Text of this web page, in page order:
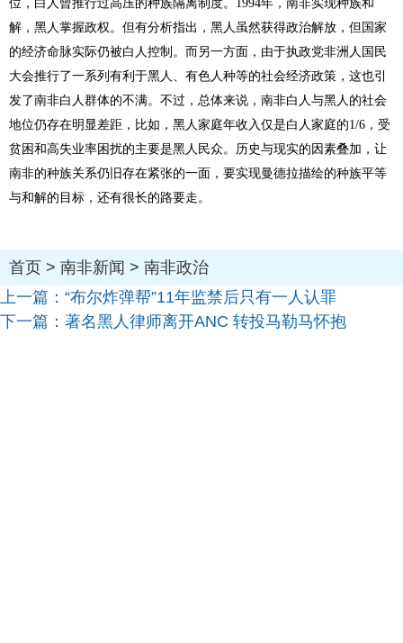
位，白人曾推行过高压的种族隔离制度。1994年，南非实现种族和
解，黑人掌握政权。但有分析指出，黑人虽然获得政治解放，但国家
的经济命脉实际仍被白人控制。而另一方面，由于执政党非洲人国民
大会推行了一系列有利于黑人、有色人种等的社会经济政策，这也引
发了南非白人群体的不满。不过，总体来说，南非白人与黑人的社会
地位仍存在明显差距，比如，黑人家庭年收入仅是白人家庭的1/6，受
贫困和高失业率困扰的主要是黑人民众。历史与现实的因素叠加，让
南非的种族关系仍旧存在紧张的一面，要实现曼德拉描绘的种族平等
与和解的目标，还有很长的路要走。
首页 > 南非新闻 > 南非政治
上一篇： “布尔炸弹帮”11年监禁后只有一人认罪
下一篇： 著名黑人律师离开ANC 转投马勒马怀抱